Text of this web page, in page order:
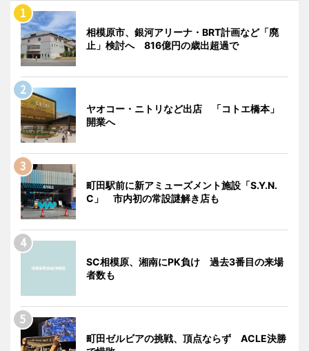
相模原市、銀河アリーナ・BRT計画など「廃
止」検討へ 816億円の歳出超過で
ヤオコー・ニトリなど出店 「コトエ橋本」
開業へ
町田駅前に新アミューズメント施設「S.Y.N.
C」 市内初の常設謎解き店も
SC相模原、湘南にPK負け 過去3番目の来場
者数も
町田ゼルビアの挑戦、頂点ならず ACLE決勝